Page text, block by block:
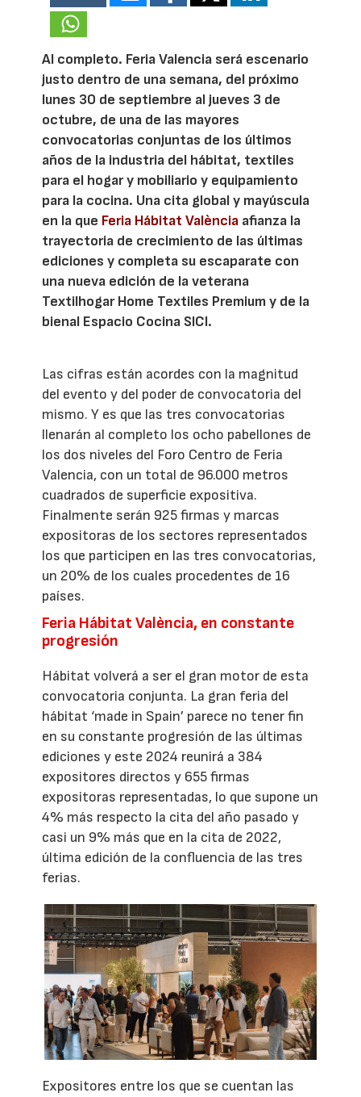
Al completo. Feria Valencia será escenario
justo dentro de una semana, del próximo
lunes 30 de septiembre al jueves 3 de
octubre, de una de las mayores
convocatorias conjuntas de los últimos
años de la industria del hábitat, textiles
para el hogar y mobiliario y equipamiento
para la cocina. Una cita global y mayúscula
en la que Feria Hábitat València afianza la
trayectoria de crecimiento de las últimas
ediciones y completa su escaparate con
una nueva edición de la veterana
Textilhogar Home Textiles Premium y de la
bienal Espacio Cocina SICI.
Las cifras están acordes con la magnitud
del evento y del poder de convocatoria del
mismo. Y es que las tres convocatorias
llenarán al completo los ocho pabellones de
los dos niveles del Foro Centro de Feria
Valencia, con un total de 96.000 metros
cuadrados de superficie expositiva.
Finalmente serán 925 firmas y marcas
expositoras de los sectores representados
los que participen en las tres convocatorias,
un 20% de los cuales procedentes de 16
países.
Feria Hábitat València, en constante
progresión
Hábitat volverá a ser el gran motor de esta
convocatoria conjunta. La gran feria del
hábitat ‘made in Spain’ parece no tener fin
en su constante progresión de las últimas
ediciones y este 2024 reunirá a 384
expositores directos y 655 firmas
expositoras representadas, lo que supone un
4% más respecto la cita del año pasado y
casi un 9% más que en la cita de 2022,
última edición de la confluencia de las tres
ferias.
Expositores entre los que se cuentan las